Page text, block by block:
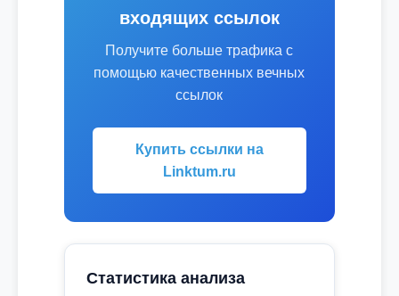
входящих ссылок
Получите больше трафика с
помощью качественных вечных
ссылок
Купить ссылки на
Linktum.ru
Статистика анализа